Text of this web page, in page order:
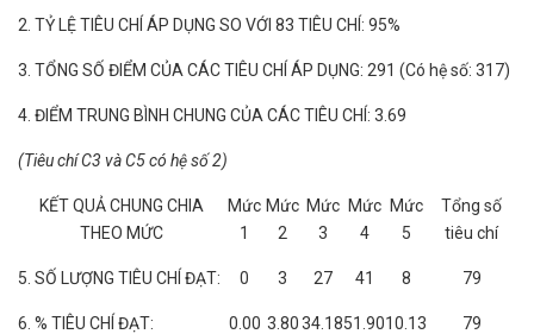
2. TỶ LỆ TIÊU CHÍ ÁP DỤNG SO VỚI 83 TIÊU CHÍ: 95%
3. TỔNG SỐ ĐIỂM CỦA CÁC TIÊU CHÍ ÁP DỤNG: 291 (Có hệ số: 317)
4. ĐIỂM TRUNG BÌNH CHUNG CỦA CÁC TIÊU CHÍ: 3.69
(Tiêu chí C3 và C5 có hệ số 2)
KẾT QUẢ CHUNG CHIA
THEO MỨC
Mức
1
Mức
2
Mức
3
Mức
4
Mức
5
Tổng số
tiêu chí
5. SỐ LƯỢNG TIÊU CHÍ ĐẠT: 0 3 27 41 8 79
6. % TIÊU CHÍ ĐẠT: 0.00 3.8034.1851.9010.13 79